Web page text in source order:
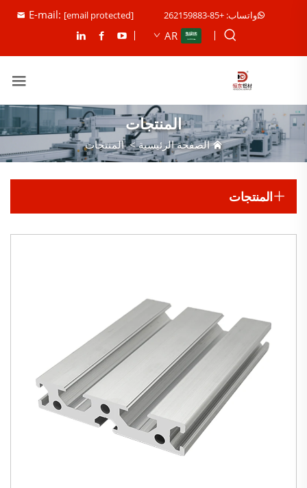
واتساب: +85-262159883 E-mail: [email protected]
AR
المنتجات
الصفحة الرئيسية>المنتجات
المنتجات